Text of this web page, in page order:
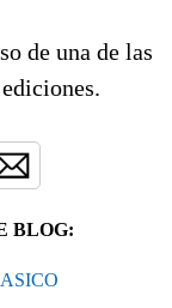
de una de las
BLOG: